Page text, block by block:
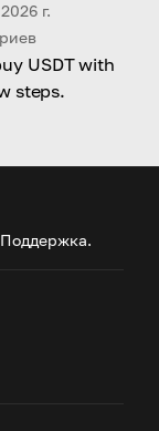
г.
USDT with
steps.